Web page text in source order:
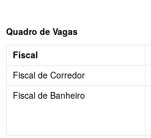
Quadro de Vagas
Fiscal
Fiscal de Corredor
Fiscal de Banheiro